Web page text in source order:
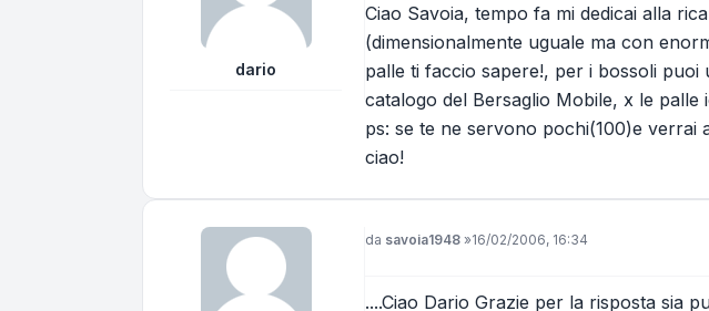
dario
Ciao Savoia, tempo fa mi dedicai alla
(dimensionalmente uguale ma con
palle ti faccio sapere!, per i bossoli
catalogo del Bersaglio Mobile, x le palle
ps: se te ne servono pochi(100)e
ciao!
Messaggio
da savoia1948 »16/02/2006, 16:34
....Ciao Dario Grazie per la risposta sia